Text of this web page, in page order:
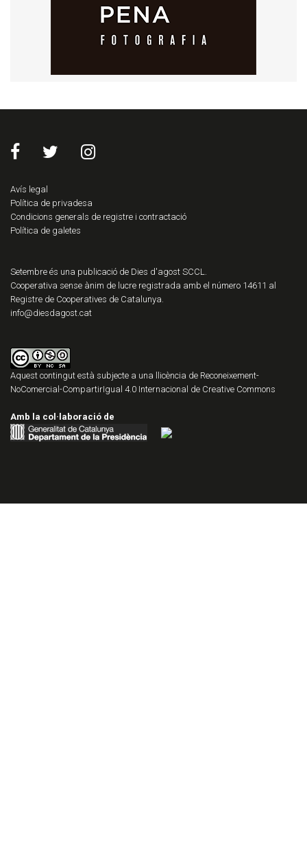
Avís legal
Política de privadesa
Condicions generals de registre i contractació
Política de galetes
Setembre és una publicació de Dies d'agost SCCL.
Cooperativa sense ànim de lucre registrada amb el número 14611 al
Registre de Cooperatives de Catalunya.
info@diesdagost.cat
Aquest contingut està subjecte a una llicència de Reconeixement-
NoComercial-CompartirIgual 4.0 Internacional de Creative Commons
Amb la col·laboració de